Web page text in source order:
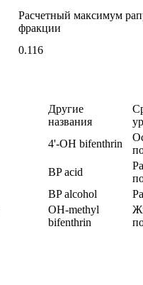
Расчетный максимум
фракции
0.116
Другие
названия
4'-OH bifenthrin
BP acid
BP alcohol
OH-methyl
bifenthrin